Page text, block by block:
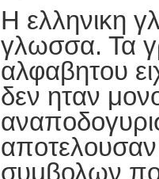
Η ελληνικη
γλωσσα. Τα
αλφαβητου
δεν ηταν
συμβολων